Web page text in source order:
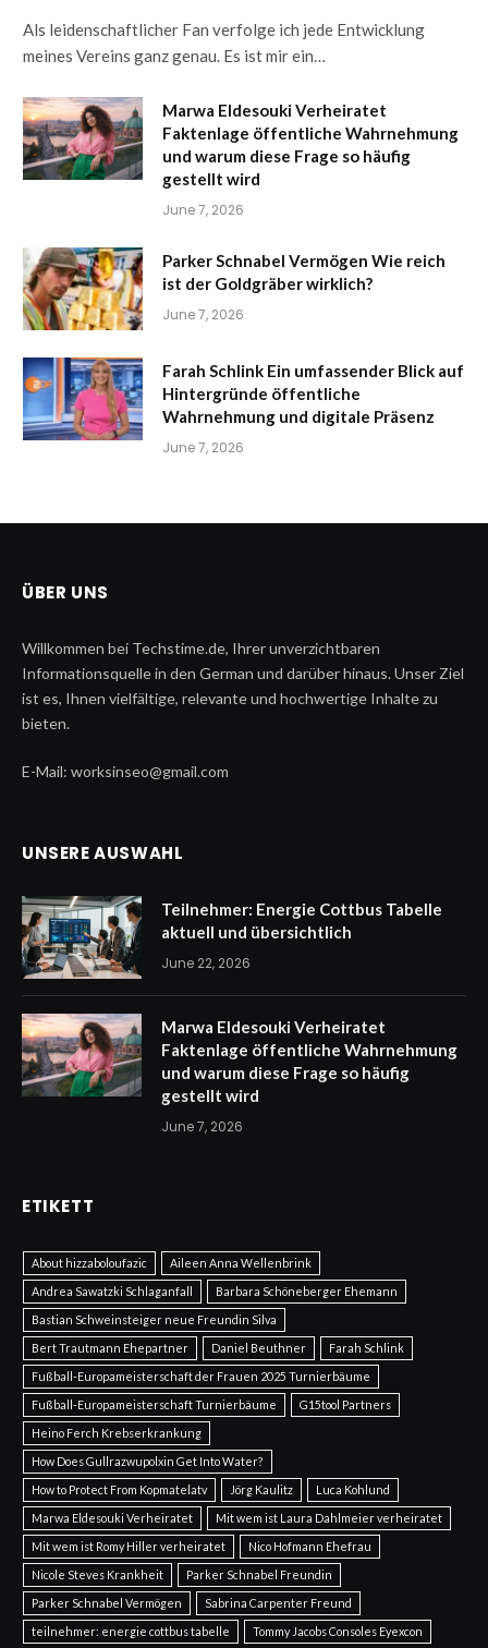
Als leidenschaftlicher Fan verfolge ich jede Entwicklung
meines Vereins ganz genau. Es ist mir ein…
Marwa Eldesouki Verheiratet
Faktenlage öffentliche Wahrnehmung
und warum diese Frage so häufig
gestellt wird
June 7, 2026
Parker Schnabel Vermögen Wie reich
ist der Goldgräber wirklich?
June 7, 2026
Farah Schlink Ein umfassender Blick auf
Hintergründe öffentliche
Wahrnehmung und digitale Präsenz
June 7, 2026
ÜBER UNS
Willkommen bei Techstime.de, Ihrer unverzichtbaren
Informationsquelle in den German und darüber hinaus. Unser Ziel
ist es, Ihnen vielfältige, relevante und hochwertige Inhalte zu
bieten.
E-Mail: worksinseo@gmail.com
UNSERE AUSWAHL
Teilnehmer: Energie Cottbus Tabelle
aktuell und übersichtlich
June 22, 2026
Marwa Eldesouki Verheiratet
Faktenlage öffentliche Wahrnehmung
und warum diese Frage so häufig
gestellt wird
June 7, 2026
ETIKETT
About hizzaboloufazic
Aileen Anna Wellenbrink
Andrea Sawatzki Schlaganfall
Barbara Schöneberger Ehemann
Bastian Schweinsteiger neue Freundin Silva
Bert Trautmann Ehepartner
Daniel Beuthner
Farah Schlink
Fußball-Europameisterschaft der Frauen 2025 Turnierbäume
Fußball-Europameisterschaft Turnierbäume
G15tool Partners
Heino Ferch Krebserkrankung
How Does Gullrazwupolxin Get Into Water?
How to Protect From Kopmatelatv
Jörg Kaulitz
Luca Kohlund
Marwa Eldesouki Verheiratet
Mit wem ist Laura Dahlmeier verheiratet
Mit wem ist Romy Hiller verheiratet
Nico Hofmann Ehefrau
Nicole Steves Krankheit
Parker Schnabel Freundin
Parker Schnabel Vermögen
Sabrina Carpenter Freund
teilnehmer: energie cottbus tabelle
Tommy Jacobs Consoles Eyexcon